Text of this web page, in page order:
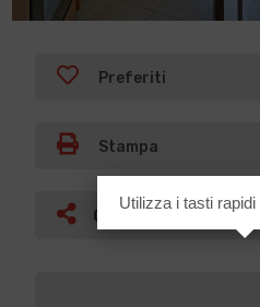
Preferiti
Stampa
Condividi
Utilizza i tasti